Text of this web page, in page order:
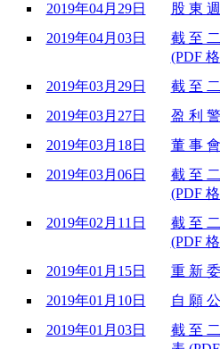
2019年04月29日
股 東
2019年04月03日
截 至
(PDF
2019年03月29日
截 至
2019年03月27日
盈 利
2019年03月18日
董 事
2019年03月06日
截 至
(PDF
2019年02月11日
截 至
(PDF
2019年01月15日
重 新
2019年01月10日
自 願
2019年01月03日
截 至